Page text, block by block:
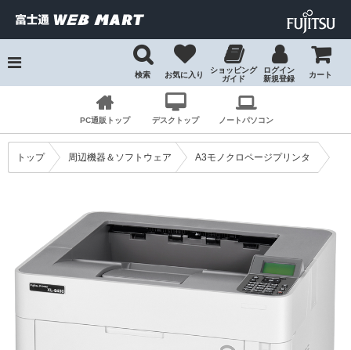
検索 お気に入り
ショッピング
ガイド
ログイン
新規登録
カート
PC通販トップ
デスクトップ ノートパソコン
トップ 周辺機器＆ソフトウェア A3モノクロページプリンタ